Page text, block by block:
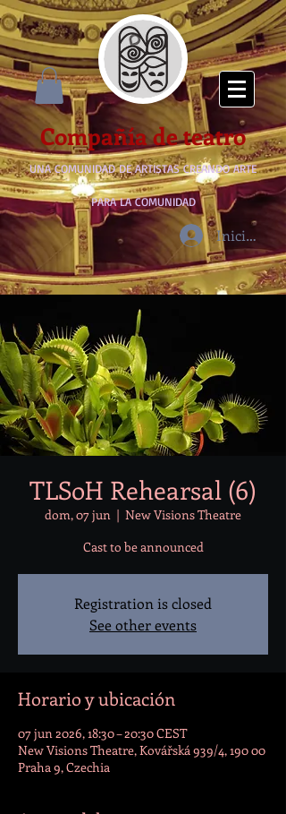
Compañía de teatro
UNA COMUNIDAD DE ARTISTAS CREANDO ARTE
PARA LA COMUNIDAD
Iniciar
TLSoH Rehearsal (6)
dom, 07 jun
  |
New Visions Theatre
Cast to be announced
Registration is closed
See other events
Horario y ubicación
07 jun 2026, 18:30 – 20:30 CEST
New Visions Theatre, Kovářská 939/4, 190 00
Praha 9, Czechia